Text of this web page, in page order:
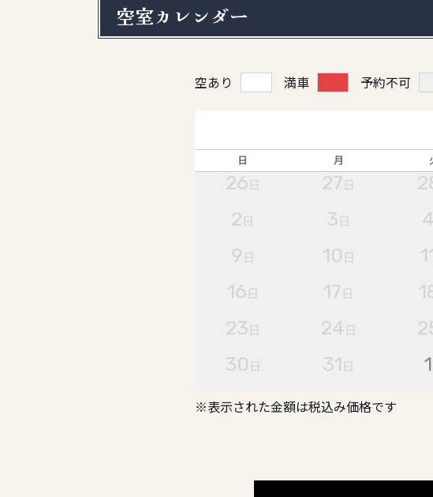
空室カレンダー
空あり 満車 予約不可
日 月
26日 27日
2日 3日 4
9 日 10 日
16日 17日
23日 24日
30 日 31 日 1
※表示された金額は税込み価格です